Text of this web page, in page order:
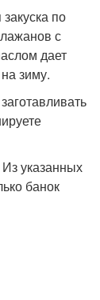
по
с
дает
зиму.
указанных
банок